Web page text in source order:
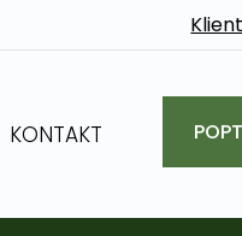
KONTAKT